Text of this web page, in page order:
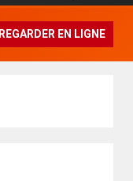
REGARDER EN LIGNE